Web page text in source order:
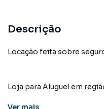
Descrição
Locação feita sobre
Loja para Aluguel em
Ver mais